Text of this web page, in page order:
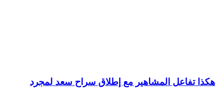
هكذا تفاعل المشاهير مع إطلاق سراح سعد لمجرد